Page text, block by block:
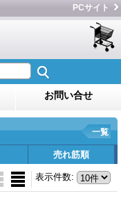
PCサイト
お問い合せ
一覧
売れ筋順
表示件数: